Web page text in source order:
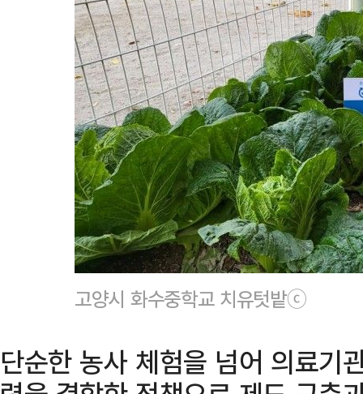
고양시 화수중학교 치유텃밭ⓒ
단순한 농사 체험을 넘어 의료기